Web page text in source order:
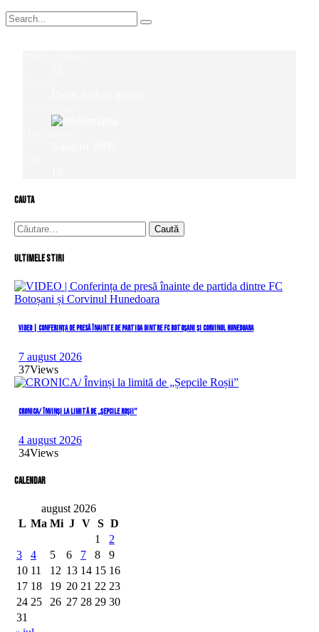
cauta
Caută
după:
Ultimele stiri
VIDEO | Conferința de presă înainte de partida dintre FC Botoșani și Corvinul Hunedoara
7 august 2026
37Views
CRONICA/ Învinși la limită de „Șepcile Roșii”
4 august 2026
34Views
Calendar
august 2026
L Ma Mi J V S D
1
2
3
4 5 6 7 8
9
10 11 12 13 14 15 16
17 18 19 20 21 22 23
24 25 26 27 28 29 30
31